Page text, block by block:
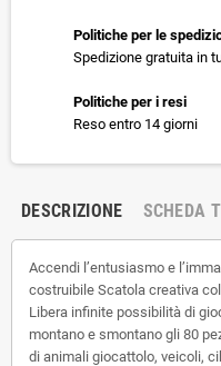
Politiche per le
Spedizione gratuita in
Politiche per i resi
Reso entro 14 giorni
DESCRIZIONE SCHEDA
Accendi l’entusiasmo e
costruibile Scatola creativa
Libera infinite possibilità di
montano e smontano gli 80
di animali giocattolo, veicoli,